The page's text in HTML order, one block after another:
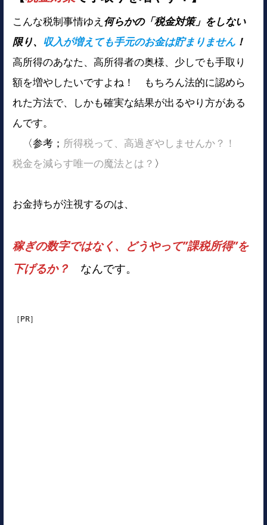
こんな税制事情ゆえ 何らかの「税金対策」をしない
限り、 収入が増えても手元のお金は貯まりません ！
高所得のあなた、高所得者の奥様、少しでも手取り
額を増やしたいですよね！ もちろん法的に認めら
れた方法で、しかも確実な結果が出るやり方がある
んです。
〈参考； 所得税って、高過ぎやしませんか？！
税金を減らす唯一の魔法とは？ 〉
お金持ちが注視するのは、
稼ぎの数字ではなく、どうやって”課税所得”を
下げるか？ なんです。
［PR］